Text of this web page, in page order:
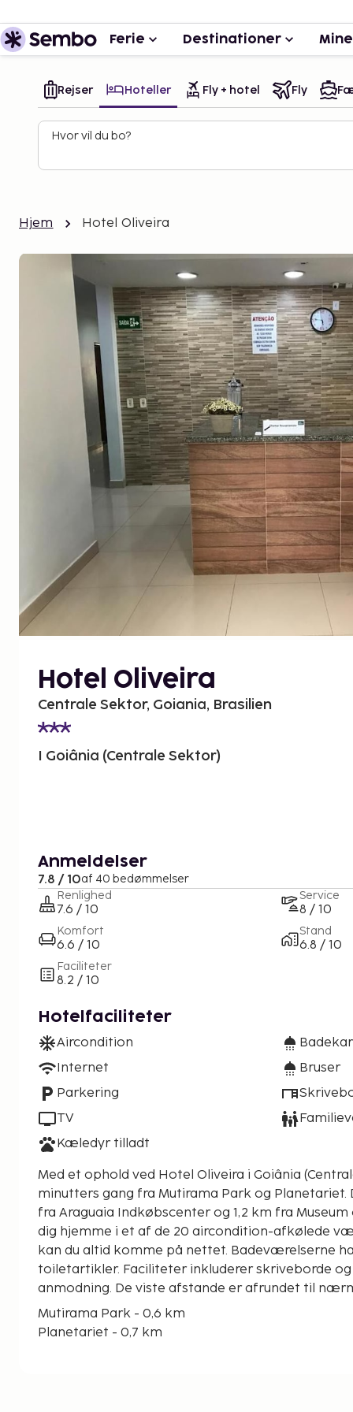
Ferie Destinationer
Rejser Hoteller Fly + hotel Fly
Hvor vil du bo?
Hjem Hotel Oliveira
Hotel Oliveira
Centrale Sektor, Goiania, Brasilien
I Goiânia (Centrale Sektor)
Anmeldelser
7.8 / 10af 40 bedømmelser
Renlighed
7.6 / 10
Komfort
6.6 / 10
Faciliteter
8.2 / 10
Service
8 / 10
Stand
6.8 / 10
Hotelfaciliteter
Aircondition
Internet
Parkering
TV
Kæledyr tilladt
Bruser
Med et ophold ved Hotel Oliveira i Goiânia
minutters gang fra Mutirama Park og Planetariet. Dette hotel ligger 1,1 km
fra Araguaia Indkøbscenter og 1,2 km fra
dig hjemme i et af de 20 aircondition-afkølede
kan du altid komme på nettet. Badeværelserne
toiletartikler. Faciliteter inkluderer skriveborde
anmodning. De viste afstande er afrundet til
Mutirama Park - 0,6 km
Planetariet - 0,7 km